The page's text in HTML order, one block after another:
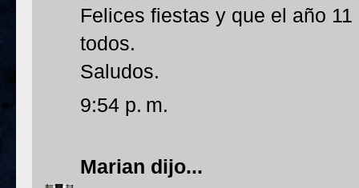
Felices fiestas y que el año
todos.
Saludos.
9:54 p. m.
Marian dijo...